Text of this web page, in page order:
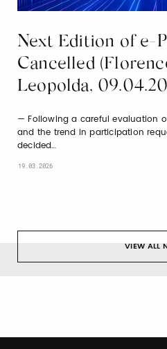
Next Edition of e-
Cancelled
Leopolda,
Following a careful evaluation
and the trend in participation
decided…
19.03.2026
VIEW ALL